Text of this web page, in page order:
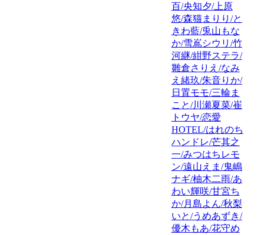
百/央知夕/上原
悠/森猫まりり/と
きわ藍/兎山もな
か/雪嶌シウリ/竹
河継/紺野ステラ/
雛倉さりえ/なみ
え緒玖/朱音りか/
日置モモ/三輪ま
こと/川瀬夏菜/崔
トウヤ/恋愛
HOTEL/はれのち
ハンドレ/芒其之
一/みつはちレモ
ン/遠山えま/鬼嶋
ナギ/柚木二雨/あ
わい輝咲/甘宮ち
か/月島よん/秋梨
いと/うめあずき/
優木もあ/花守め